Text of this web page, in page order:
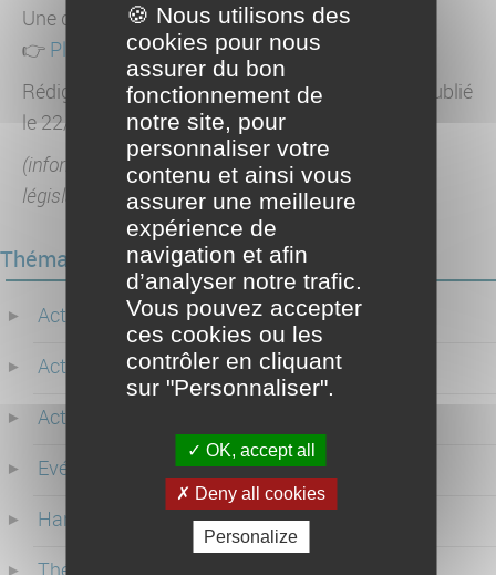
Une démarche simple, rapide… et protectrice.
👉 Plus d'infos sur ameli.fr
Rédigé par Equipe communication CO-RÉSO - publié
le 22/07/2025
(informations non contractuelles, valables selon
législation en vigueur)
Thématiques123
Actualités CO-RÉSO(20)
Actualités législatives(48)
Actualités Partenaires
Evénements
Handicap
Thématique
🍪 Nous utilisons des
cookies pour nous
assurer du bon
fonctionnement de
notre site, pour
personnaliser votre
contenu et ainsi vous
assurer une meilleure
expérience de
navigation et afin
d’analyser notre trafic.
Vous pouvez accepter
ces cookies ou les
contrôler en cliquant
sur "Personnaliser".
OK, accept all
Deny all cookies
Personalize